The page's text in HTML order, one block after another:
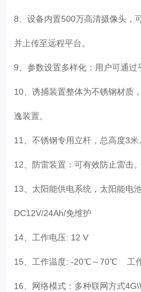
8、设备内置500万高清摄像头，
并上传至远程平台。
9、参数设置多样化：用户可通过
10、诱捕装置整体为不锈钢材质
逸装置。
11、不锈钢专用立杆，总高度3米
12、防雷装置：可有效防止雷击。
13、太阳能供电系统，太阳能电
DC12V/24Ah/免维护
14、工作电压: 12 V
15、工作温度: -20℃～70℃ 工
16、网络模式：多种联网方式